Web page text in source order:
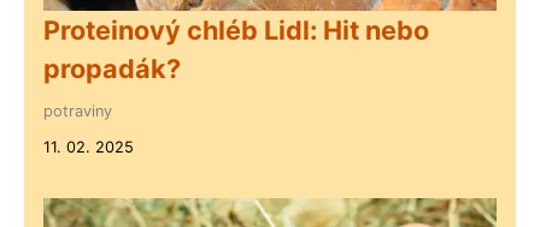
Proteinový chléb Lidl: Hit nebo
propadák?
potraviny
11. 02. 2025